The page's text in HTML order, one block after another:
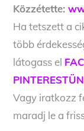
Közzétette:
Ha tetszett a
több
látogass el
Vagy iratkozz
maradj le a